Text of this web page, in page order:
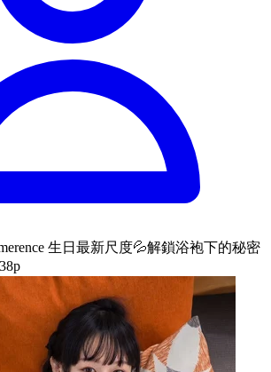
生日最新尺度💦解鎖浴袍下的秘密